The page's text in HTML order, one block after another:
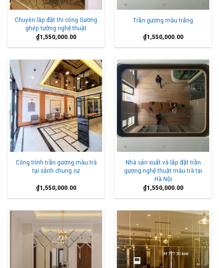
Chuyên lắp đặt thi công Gương
ghép tường nghệ thuật
₫1,550,000.00
Trần gương màu trắng
₫1,550,000.00
Công trình trần gương màu trà
tại sảnh chung cư
₫1,550,000.00
Nhà sản xuất và lắp đặt trần
gương nghệ thuật màu trà tại
Hà Nội
₫1,550,000.00